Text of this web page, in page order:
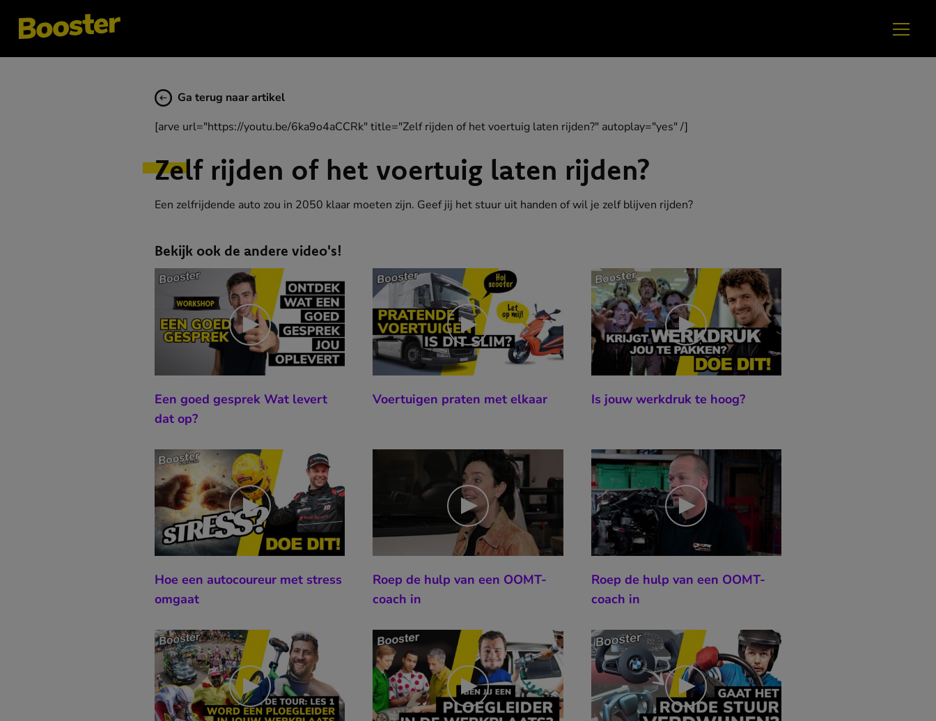
Ga terug naar artikel
[arve url="https://youtu.be/6ka9o4aCCRk" title="Zelf rijden of het voertuig laten rijden?" autoplay="yes" /]
Zelf rijden of het voertuig laten rijden?
Een zelfrijdende auto zou in 2050 klaar moeten zijn. Geef jij het stuur uit handen of wil je zelf blijven rijden?
Bekijk ook de andere video's!
Een goed gesprek Wat levert
dat op?
Voertuigen praten met elkaar Is jouw werkdruk te hoog?
Hoe een autocoureur met stress
omgaat
Roep de hulp van een OOMT-
coach in
Roep de hulp van een OOMT-
coach in